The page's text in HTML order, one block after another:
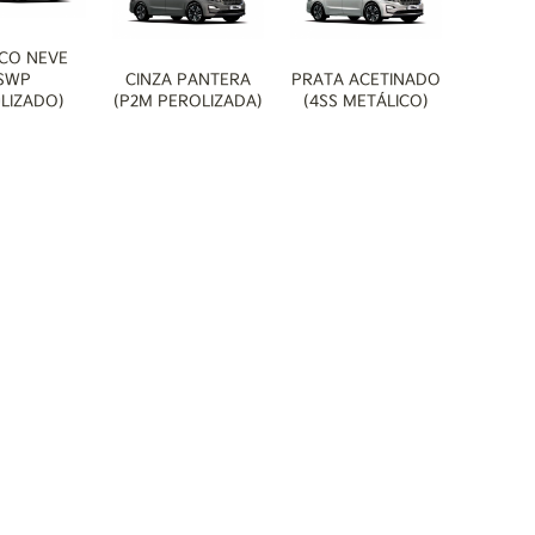
NEVE
CINZA PANTERA
(P2M PEROLIZADA)
PRATA ACETINADO
(4SS METÁLICO)
a leitura
de tratamento e
parceiros de negócio
de acordo com